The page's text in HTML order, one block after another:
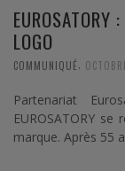
EUROSATORY
LOGO
COMMUNIQUÉ
Partenariat
EUROSATORY
marque. Après 55